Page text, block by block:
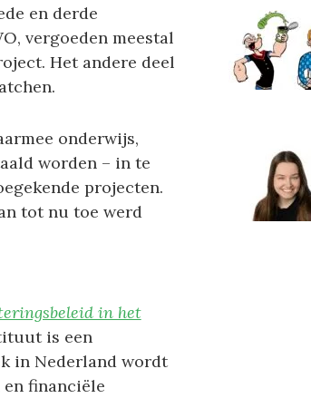
en derde
vergoeden meestal
Het andere deel
onderwijs,
worden – in te
projecten.
tot nu toe werd
in het
is een
in Nederland wordt
financiële